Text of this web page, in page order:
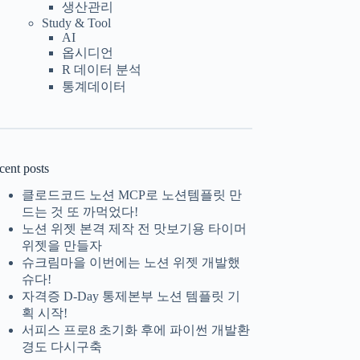
생산관리
Study & Tool
AI
옵시디언
R 데이터 분석
통계데이터
posts
클로드코드 노션 MCP로 노션템플릿 만
드는 것 또 까먹었다!
노션 위젯 본격 제작 전 맛보기용 타이머
위젯을 만들자
슈크림마을 이번에는 노션 위젯 개발했
슈다!
자격증 D-Day 통제본부 노션 템플릿 기
획 시작!
서피스 프로8 초기화 후에 파이썬 개발환
경도 다시구축